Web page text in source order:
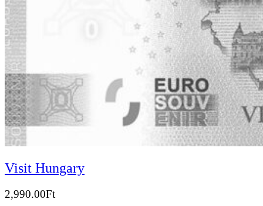
Visit Hungary
2,990.00Ft